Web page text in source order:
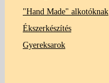
"Hand Made" alkotóknak
Ékszerkészítés
Gyereksarok